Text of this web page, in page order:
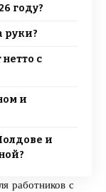
году?
руки?
с
и
и
работников с